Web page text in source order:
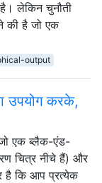
लेकिन चुनौती
की है जो एक
output
उपयोग करके,
जो एक ब्लैक-एंड-
चित्र नीचे हैं) और
है कि आप प्रत्येक